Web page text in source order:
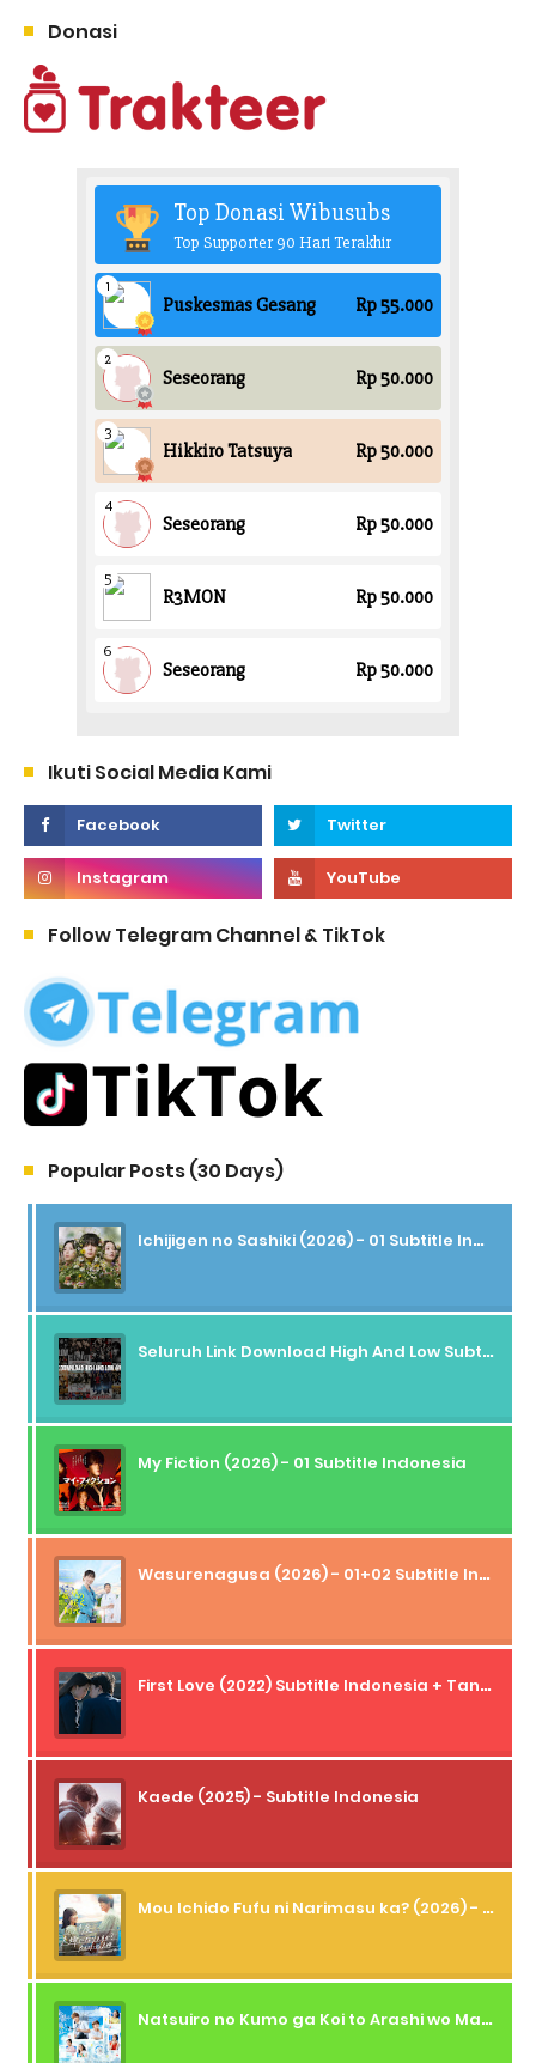
Donasi
Ikuti Social Media Kami
Follow Telegram Channel & TikTok
Popular Posts (30 Days)
Ichijigen no Sashiki (2026) - 01 Subtitle Indonesia
Seluruh Link Download High And Low Subtitle Indonesia
My Fiction (2026) - 01 Subtitle Indonesia
Wasurenagusa (2026) - 01+02 Subtitle Indonesia
First Love (2022) Subtitle Indonesia + Tanpa Iklan + Streaming + 1080p
Kaede (2025) - Subtitle Indonesia
Mou Ichido Fufu ni Narimasu ka? (2026) - 01 Subtitle Indonesia
Natsuiro no Kumo ga Koi to Arashi wo Makiokosu (2026) - 01 Subtitle Indonesia